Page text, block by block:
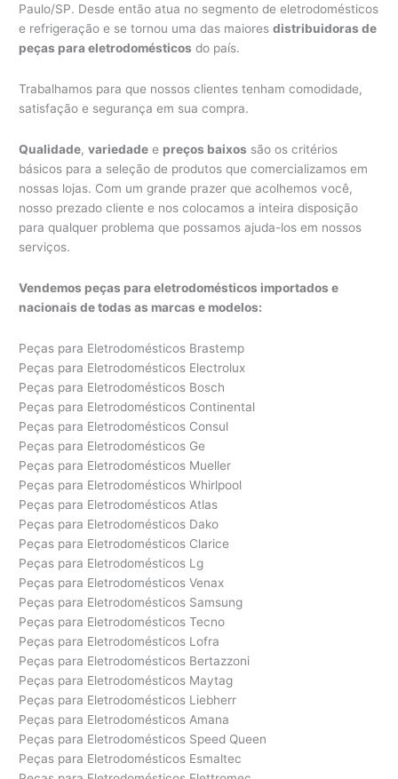
Paulo/SP. Desde então atua no segmento de eletrodomésticos
e refrigeração e se tornou uma das maioresdistribuidoras de
peças para eletrodomésticos do país.
Trabalhamos para que nossos clientes tenham comodidade,
satisfação e segurança em sua compra.
Qualidade,variedade e preços baixos são os critérios
básicos para a seleção de produtos que comercializamos em
nossas lojas. Com um grande prazer que acolhemos você,
nosso prezado cliente e nos colocamos a inteira disposição
para qualquer problema que possamos ajuda-los em nossos
serviços.
Vendemos peças para eletrodomésticos importados e
nacionais de todas as marcas e modelos:
Peças para Eletrodomésticos Brastemp
Peças para Eletrodomésticos Electrolux
Peças para Eletrodomésticos Bosch
Peças para Eletrodomésticos Continental
Peças para Eletrodomésticos Consul
Peças para Eletrodomésticos Ge
Peças para Eletrodomésticos Mueller
Peças para Eletrodomésticos Whirlpool
Peças para Eletrodomésticos Atlas
Peças para Eletrodomésticos Dako
Peças para Eletrodomésticos Clarice
Peças para Eletrodomésticos Lg
Peças para Eletrodomésticos Venax
Peças para Eletrodomésticos Samsung
Peças para Eletrodomésticos Tecno
Peças para Eletrodomésticos Lofra
Peças para Eletrodomésticos Bertazzoni
Peças para Eletrodomésticos Maytag
Peças para Eletrodomésticos Liebherr
Peças para Eletrodomésticos Amana
Peças para Eletrodomésticos Speed Queen
Peças para Eletrodomésticos Esmaltec